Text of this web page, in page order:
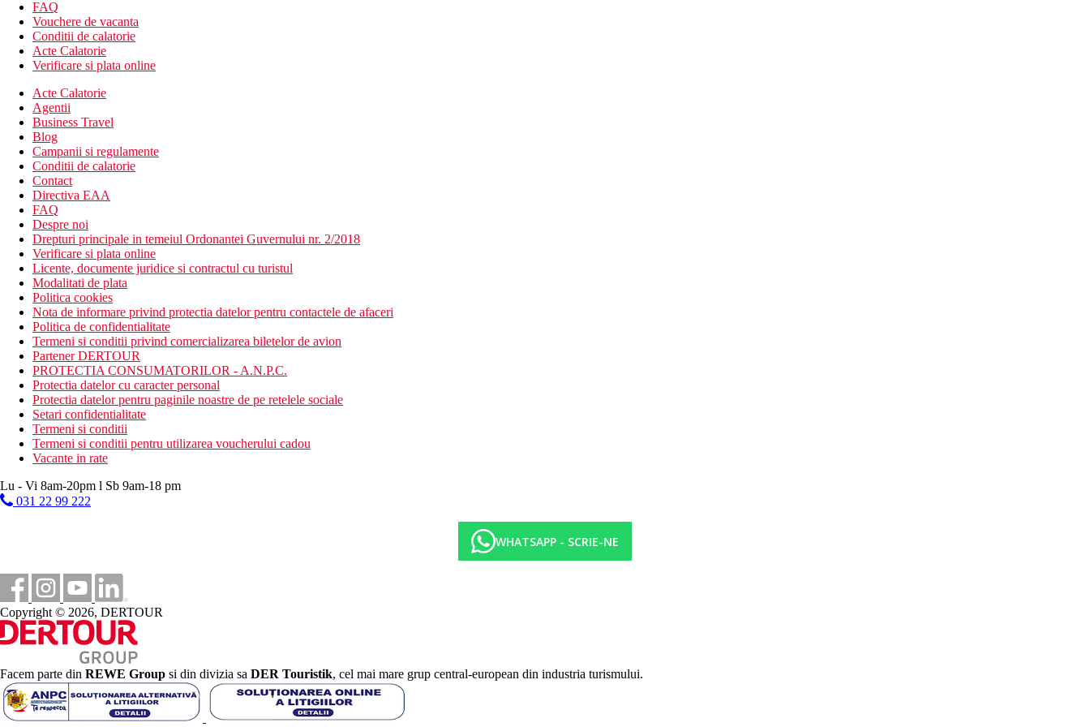
bar langa piscina
baton de nuca de cocos
C Beach Club
Wi-Fi (gratuit)
mini club (pentru copii de la 2 la 11 ani)
club pentru copii (pentru copii de la 12 la 17 ani)
sala de conferinta
Descrierea plajei
cu nisip
sezlonguri, umbrele si prosoape gratuite
Activitati gratuite
muzica live seara
fitness
aerobic
tenis de masa
teren de tenis
badminton
darts
volei pe plaja
golf - 9 gauri (echipament, lectii si mingi contra cost)
windsurfing
snorkeling
gimnastica acvatica
sporturi acvatice pe plaja
Activitati contra cost
centru SPA
masaje
scufundari
schi nautic
Mese incluse
Mic dejun: bufet la restaurantul Annabella's sau C Beach Club
Mese contra cost
Demipensiune: mic dejun tip bufet la restaurantul Annabella's sau C Beach Club si cina tip bufet la restaurantul Annabella's, C Beach Club (in functie de program), Le Palmier (in functie de program),
The O'Grill (in functie de program)
Totul inclus:
6.30-10.30 mic dejun tip bufet la restaurantul Annabella's sau C Beach Club, in ​​functie de orele de deschidere, pranz la Ginja, Le Palmier, Cavendish, La Plage, Infinity Blue (Heritage Awali),
Amafrooty (Heritage Awali), C Beach Club, Golf Club si La Miellerie si in functie de programul de lucru cina la restaurantele Annabella´s, Le Palmier, Ginja, Infinity Blue (Heritage Awali), Savana
(Heritage Awali), Kuzini (Heritage Awali), Zafarani (Heritage Awali), C Beach Club, Le Chateau si The O'Grill, homar si foie gras contra cost
FAQ
Vouchere de vacanta
Conditii de calatorie
Acte Calatorie
Verificare si plata online
Acte Calatorie
Agentii
Business Travel
Blog
Campanii si regulamente
Conditii de calatorie
Contact
Directiva EAA
FAQ
Despre noi
Drepturi principale in temeiul Ordonantei Guvernului nr. 2/2018
Verificare si plata online
Licente, documente juridice si contractul cu turistul
Modalitati de plata
Politica cookies
Nota de informare privind protectia datelor pentru contactele de afaceri
Politica de confidentialitate
Termeni si conditii privind comercializarea biletelor de avion
Partener DERTOUR
PROTECTIA CONSUMATORILOR - A.N.P.C.
Protectia datelor cu caracter personal
Protectia datelor pentru paginile noastre de pe retelele sociale
Setari confidentialitate
Termeni si conditii
Termeni si conditii pentru utilizarea voucherului cadou
Vacante in rate
Lu - Vi 8am-20pm l Sb 9am-18 pm
031 22 99 222
WHATSAPP - SCRIE-NE
Copyright © 2026, DERTOUR
Facem parte din REWE Group si din divizia sa DER Touristik, cel mai mare grup central-european din industria turismului.